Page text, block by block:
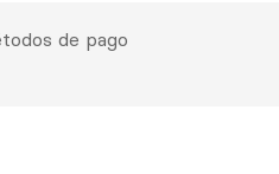
de pago